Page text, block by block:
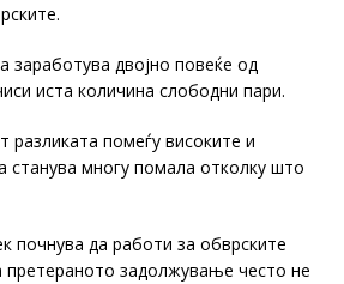
заработува двојно повеќе од
иста количина слободни пари.
разликата помеѓу високите и
станува многу помала отколку што
почнува да работи за обврските
претераното задолжување често не